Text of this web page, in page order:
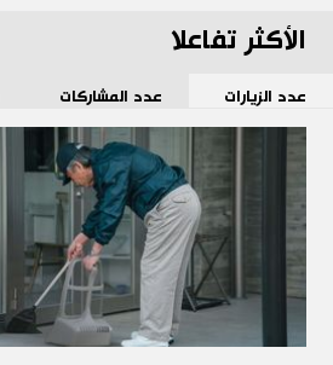
الأكثر تفاعلا
عدد الزيارات عدد المشاركات